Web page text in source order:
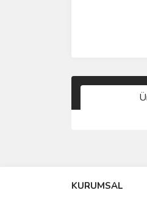
Ürün resmi
KURUMSAL